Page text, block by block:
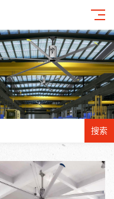
搜索